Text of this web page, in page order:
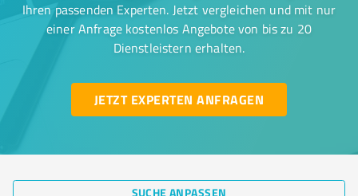
Ihren passenden Experten. Jetzt vergleichen und mit nur
einer Anfrage kostenlos Angebote von bis zu 20
Dienstleistern erhalten.
JETZT EXPERTEN ANFRAGEN
SUCHE ANPASSEN